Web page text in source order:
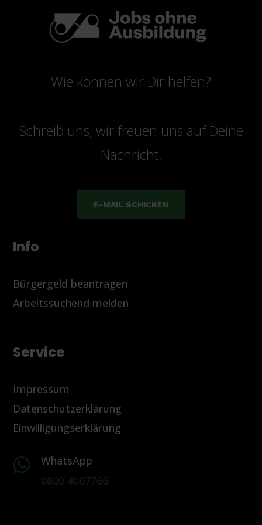
Wie können wir Dir helfen?
Schreib uns, wir freuen uns auf Deine
Nachricht.
E-MAIL SCHICKEN
Info
Bürgergeld beantragen
Arbeitssuchend melden
Service
Impressum
Datenschutzerklärung
Einwilligungserklärung

WhatsApp
0800 4007766